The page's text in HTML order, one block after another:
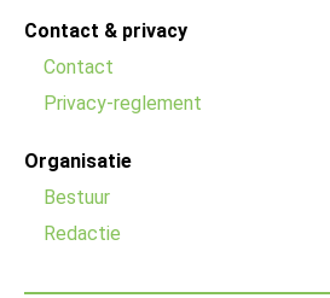
Contact & privacy
Contact
Privacy-reglement
Organisatie
Bestuur
Redactie